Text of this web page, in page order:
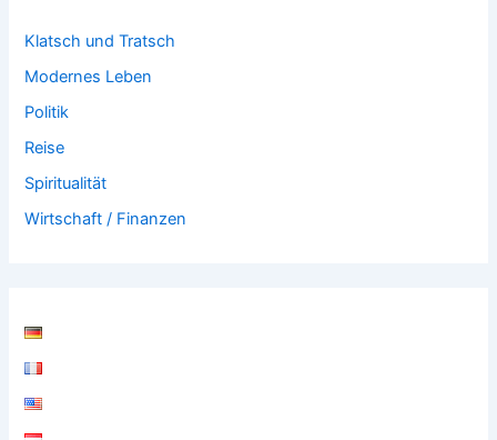
Klatsch und Tratsch
Modernes Leben
Politik
Reise
Spiritualität
Wirtschaft / Finanzen